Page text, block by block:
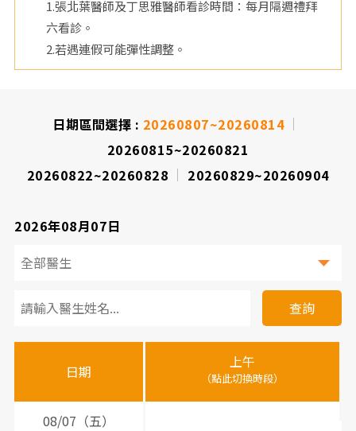
1.張北葉醫師及丁思雅醫師看診時間：每月隔週禮拜
六看診。
2.若遇連假可能彈性調整。
日期區間選擇 : 20260807~20260814
20260815~20260821
20260822~20260828
20260829~20260904
2026年08月07日
診
醫
時
查詢
日期
上午
（點此切換時段）
08/07（五）